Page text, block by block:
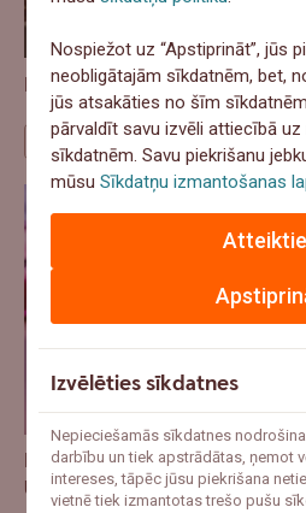
Ražošana aug, bet
Ekonomika
Latvijas uzņēmēji mudināti
Uzņēmējdarbības kausam
Nospiežot uz “Apstiprināt”, jūs
neobligātajām sīkdatnēm, bet,
jūs atsakāties no šīm
pārvaldīt savu izvēli attiecībā
sīkdatnēm. Savu piekrišanu
mūsuSīkdatņu izmantošanas
Izvēlēties sīkdatnes
Nepieciešamās sīkdatnes
darbību un tiek apstrādātas, ņemot
intereses, tāpēc jūsu piekrišana
vietnē tiek izmantotas trešo pušu